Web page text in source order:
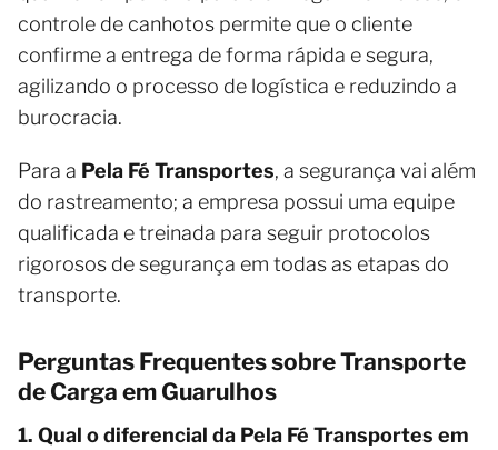
controle de canhotos permite que o cliente
confirme a entrega de forma rápida e segura,
agilizando o processo de logística e reduzindo a
burocracia.
Para a Pela Fé Transportes, a segurança vai além
do rastreamento; a empresa possui uma equipe
qualificada e treinada para seguir protocolos
rigorosos de segurança em todas as etapas do
transporte.
Perguntas Frequentes sobre Transporte
de Carga em Guarulhos
1. Qual o diferencial da Pela Fé Transportes em